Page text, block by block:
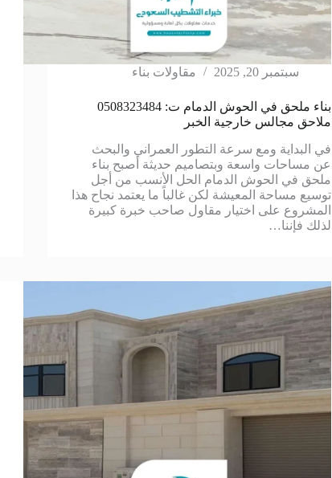
سبتمبر 20, 2025 مقاولات بناء
بناء ملحق في الحوش الدمام ت: 0508323484
ملاحق مجالس خارجية الخبر
في البداية ومع سرعة التطور العمراني والبحث
عن مساحات واسعة وبتصاميم حديثة أصبح بناء
ملحق في الحوش الدمام الحل الأنسب من أجل
توسيع مساحة المعيشة لكن غالباً ما يعتمد نجاح هذا
المشروع على اختيار مقاول صاحب خبرة كبيرة
لذلك فإننا…